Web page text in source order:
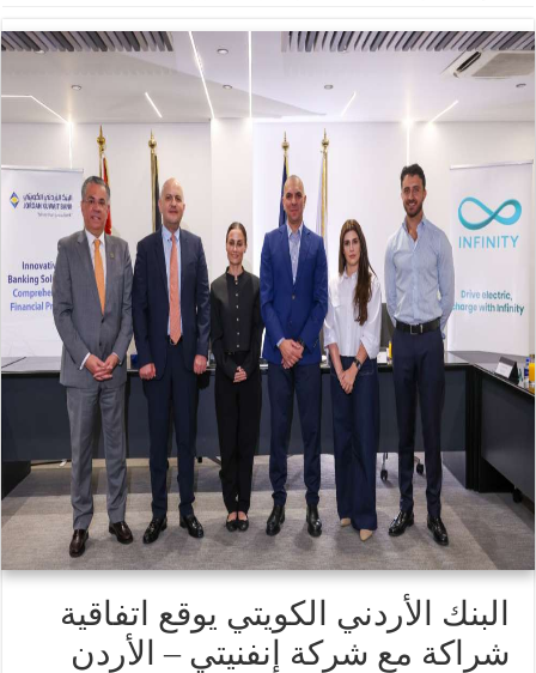
البنك الأردني الكويتي يوقع اتفاقية
شراكة مع شركة إنفنيتي – الأردن